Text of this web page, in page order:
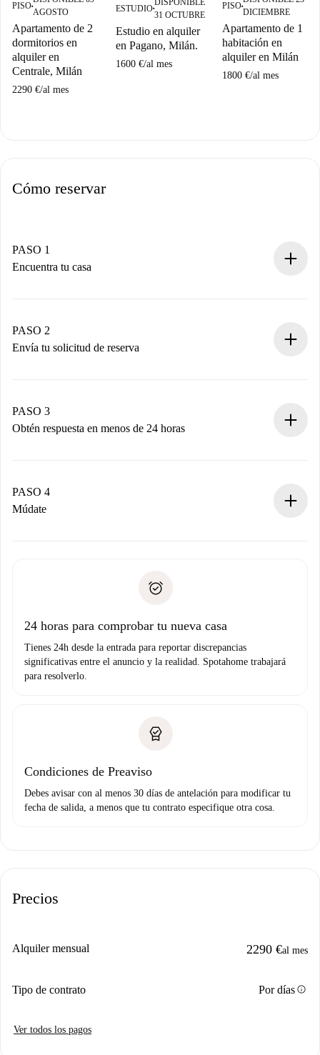
PISO■
AGOSTO
Apartamento de 2
dormitorios en
alquiler en
Centrale, Milán
2290 €/al mes
ESTUDIO■
31 OCTUBRE
Estudio en alquiler
en Pagano, Milán.
1600 €/al mes
PISO■
DICIEMBRE
Apartamento de 1
habitación en
alquiler en Milán
1800 €/al mes
Cómo reservar
PASO 1
Encuentra tu casa
Tienes toda la información necesaria por adelantado.
PASO 2
Envía tu solicitud de reserva
propietario acepte.
PASO 3
Obtén respuesta en menos de 24 horas
contacto con el propietario.
Si es rechazada: No te haremos ningún cargo y te
Prueba de solvencia
PASO 4
Múdate
no nos comunicas ningún problema.
24 horas para comprobar tu nueva casa
Tienes 24h desde la entrada para reportar discrepancias
significativas entre el anuncio y la realidad. Spotahome trabajará
para resolverlo.
Condiciones de Preaviso
Debes avisar con al menos 30 días de antelación para modificar tu
fecha de salida, a menos que tu contrato especifique otra cosa.
Precios
Alquiler mensual 2290 €al mes
Tipo de contrato Por díasinfo
Ver todos los pagos